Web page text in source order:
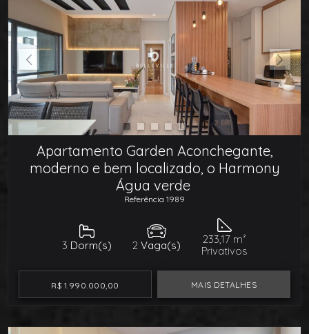
Apartamento Garden Aconchegante,
moderno e bem localizado, o Harmony
Água verde
Referência 1989
3 Dorm(s) 2 Vaga(s)
233,17 m²
Privativos
R$ 1.990.000,00 MAIS DETALHES